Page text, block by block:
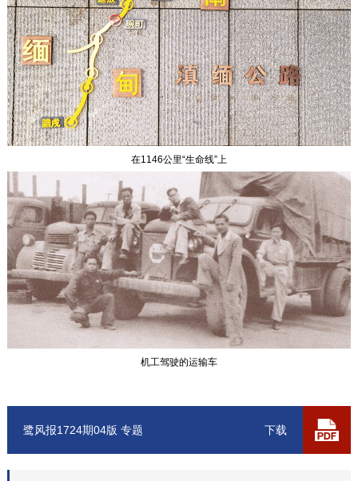
在1146公里“生命线”上
机工驾驶的运输车
下载
鹭风报1724期04版 专题